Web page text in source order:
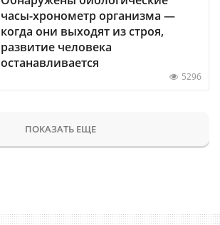
часы-хронометр организма —
когда они выходят из строя,
развитие человека
останавливается
5296
ПОКАЗАТЬ ЕЩЕ